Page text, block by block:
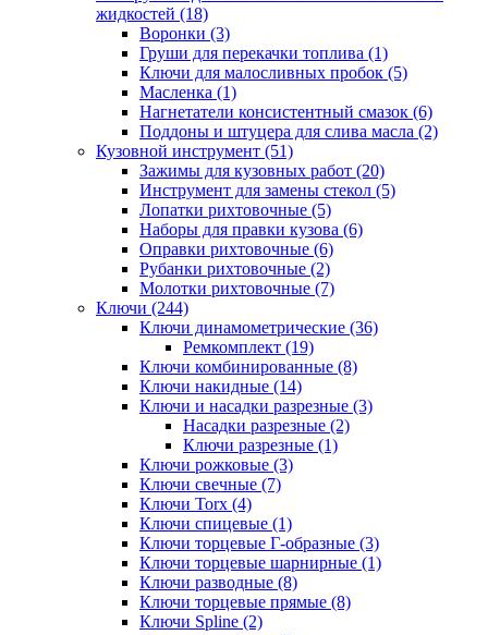
жидкостей (18)
Воронки (3)
Груши для перекачки топлива (1)
Ключи для малосливных пробок (5)
Масленка (1)
Нагнетатели консистентный смазок (6)
Поддоны и штуцера для слива масла (2)
Кузовной инструмент (51)
Зажимы для кузовных работ (20)
Инструмент для замены стекол (5)
Лопатки рихтовочные (5)
Наборы для правки кузова (6)
Оправки рихтовочные (6)
Рубанки рихтовочные (2)
Молотки рихтовочные (7)
Ключи (244)
Ключи динамометрические (36)
Ремкомплект (19)
Ключи комбинированные (8)
Ключи накидные (14)
Ключи и насадки разрезные (3)
Насадки разрезные (2)
Ключи разрезные (1)
Ключи рожковые (3)
Ключи свечные (7)
Ключи Torx (4)
Ключи спицевые (1)
Ключи торцевые Г-образные (3)
Ключи торцевые шарнирные (1)
Ключи разводные (8)
Ключи торцевые прямые (8)
Ключи Spline (2)